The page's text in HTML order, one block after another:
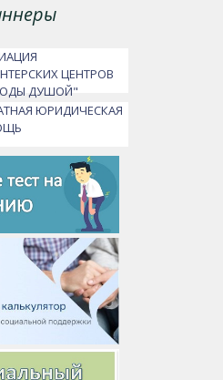
ЦЕНТРОВ
ДУШОЙ"
ЮРИДИЧЕСКАЯ